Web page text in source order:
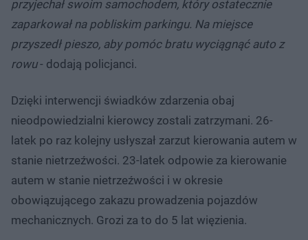
przyjechał swoim samochodem, który ostatecznie
zaparkował na pobliskim parkingu. Na miejsce
przyszedł pieszo, aby pomóc bratu wyciągnąć auto z
rowu- dodają policjanci.
Dzięki interwencji świadków zdarzenia obaj
nieodpowiedzialni kierowcy zostali zatrzymani. 26-
latek po raz kolejny usłyszał zarzut kierowania autem w
stanie nietrzeźwości. 23-latek odpowie za kierowanie
autem w stanie nietrzeźwości i w okresie
obowiązującego zakazu prowadzenia pojazdów
mechanicznych. Grozi za to do 5 lat więzienia.